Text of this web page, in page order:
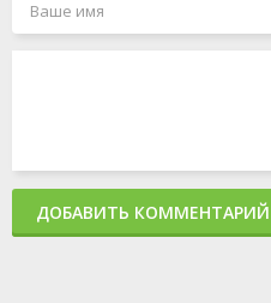
ДОБАВИТЬ КОММЕНТАРИЙ